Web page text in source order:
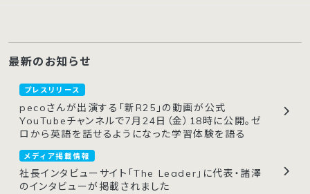
最新のお知らせ
プレスリリース
pecoさんが出演する「新R25」の動画が公式
YouTubeチャンネルで7月24日（金）18時に公開。ゼ
ロから英語を話せるようになった学習体験を語る
メディア掲載情報
社長インタビューサイト「The Leader」に代表・諸澤
のインタビューが掲載されました